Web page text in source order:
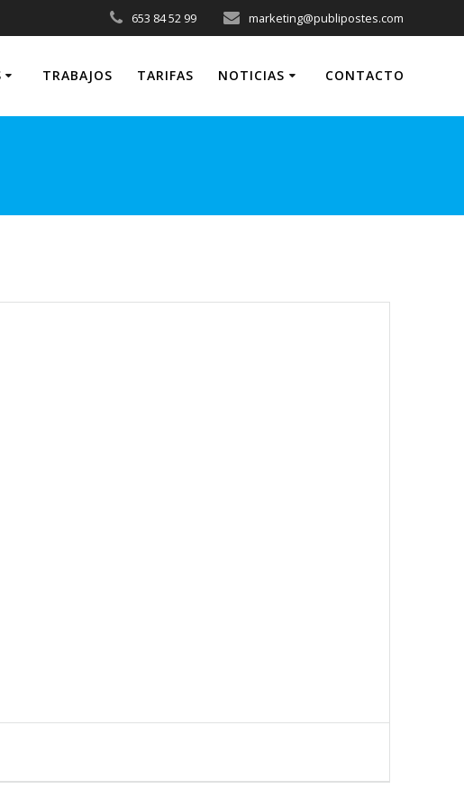
653 84 52 99 marketing@publipostes.com
TRABAJOS TARIFAS NOTICIAS CONTACTO